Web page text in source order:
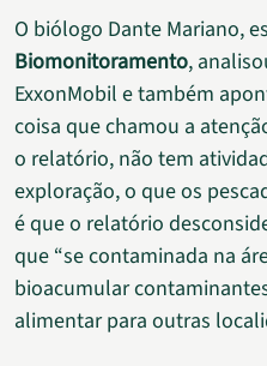
O biólogo Dante Mariano,
Biomonitoramento,
ExxonMobil e também
coisa que chamou a
o relatório, não tem
exploração, o que os
é que o relatório
que “se contaminada na
bioacumular
alimentar para outras